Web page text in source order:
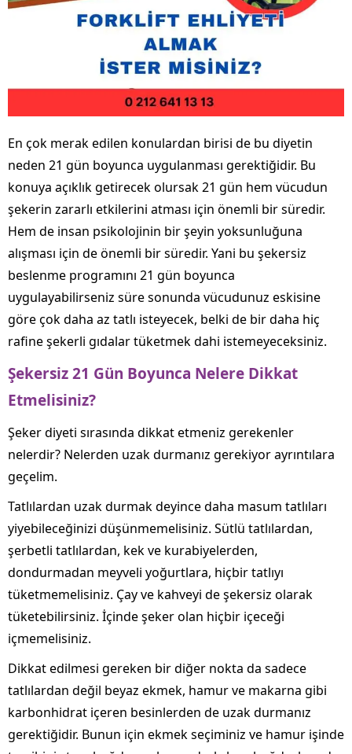
En çok merak edilen konulardan birisi de bu diyetin
neden 21 gün boyunca uygulanması gerektiğidir. Bu
konuya açıklık getirecek olursak 21 gün hem vücudun
şekerin zararlı etkilerini atması için önemli bir süredir.
Hem de insan psikolojinin bir şeyin yoksunluğuna
alışması için de önemli bir süredir. Yani bu şekersiz
beslenme programını 21 gün boyunca
uygulayabilirseniz süre sonunda vücudunuz eskisine
göre çok daha az tatlı isteyecek, belki de bir daha hiç
rafine şekerli gıdalar tüketmek dahi istemeyeceksiniz.
Şekersiz 21 Gün Boyunca Nelere Dikkat
Etmelisiniz?
Şeker diyeti sırasında dikkat etmeniz gerekenler
nelerdir? Nelerden uzak durmanız gerekiyor ayrıntılara
geçelim.
Tatlılardan uzak durmak deyince daha masum tatlıları
yiyebileceğinizi düşünmemelisiniz. Sütlü tatlılardan,
şerbetli tatlılardan, kek ve kurabiyelerden,
dondurmadan meyveli yoğurtlara, hiçbir tatlıyı
tüketmemelisiniz. Çay ve kahveyi de şekersiz olarak
tüketebilirsiniz. İçinde şeker olan hiçbir içeceği
içmemelisiniz.
Dikkat edilmesi gereken bir diğer nokta da sadece
tatlılardan değil beyaz ekmek, hamur ve makarna gibi
karbonhidrat içeren besinlerden de uzak durmanız
gerektiğidir. Bunun için ekmek seçiminiz ve hamur işinde